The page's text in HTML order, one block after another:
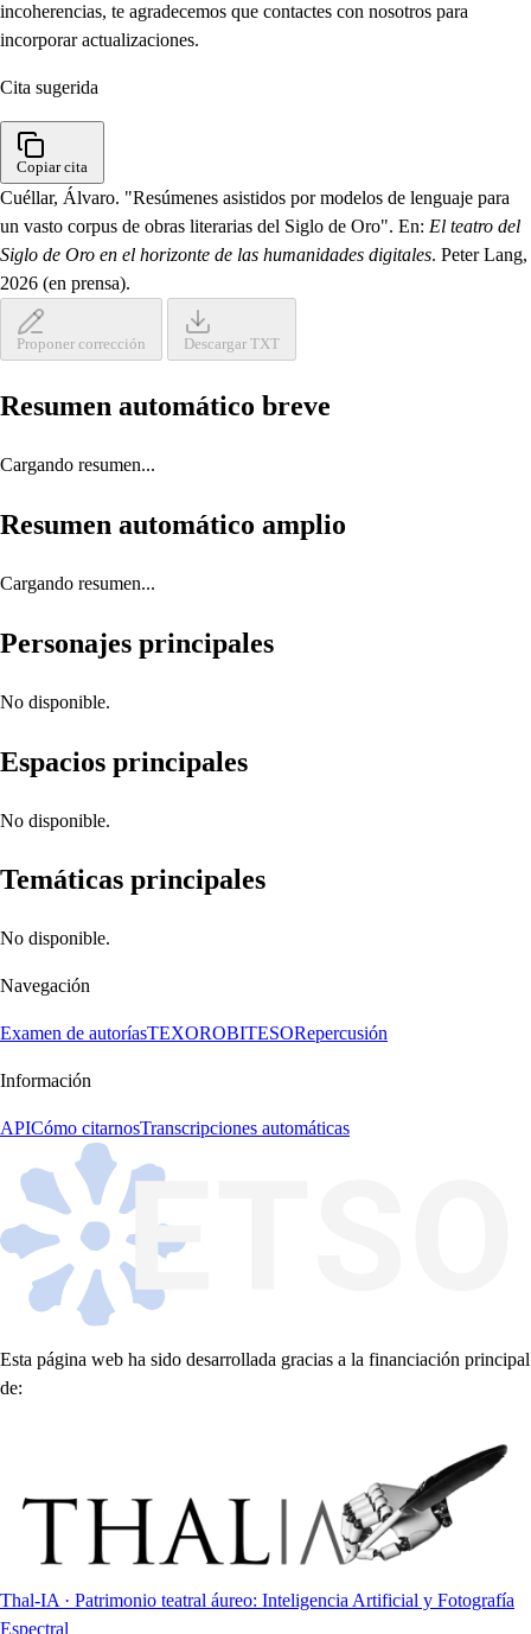
incoherencias, te agradecemos que contactes con nosotros para
incorporar actualizaciones.
Cita sugerida
Copiar cita
Cuéllar, Álvaro. "Resúmenes asistidos por modelos de lenguaje para
un vasto corpus de obras literarias del Siglo de Oro". En: El teatro del
Siglo de Oro en el horizonte de las humanidades digitales. Peter Lang,
2026 (en prensa).
Proponer corrección Descargar TXT
Resumen automático breve
Cargando resumen...
Resumen automático amplio
Cargando resumen...
Personajes principales
No disponible.
Espacios principales
No disponible.
Temáticas principales
No disponible.
Navegación
Examen de autoríasTEXOROBITESORepercusión
Información
APICómo citarnosTranscripciones automáticas
Esta página web ha sido desarrollada gracias a la financiación principal
de:
Thal-IA · Patrimonio teatral áureo: Inteligencia Artificial y Fotografía
Espectral